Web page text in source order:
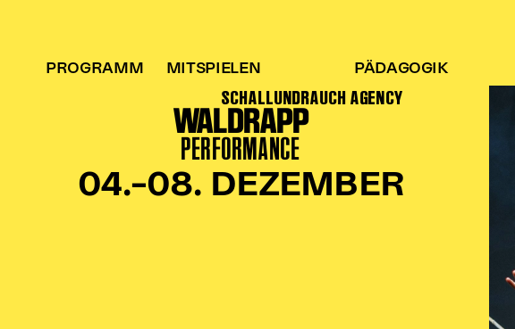
PROGRAMM MITSPIELEN PÄDAGOGIK
SCHALLUNDRAUCH AGENCY
WALDRAPP
PERFORMANCE
04.–08. DEZEMBER